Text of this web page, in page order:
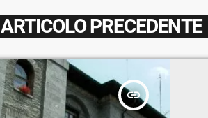
ARTICOLO PRECEDENTE
insert_link